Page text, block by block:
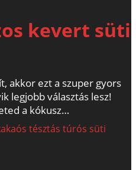
kevert süti
akkor ezt a szuper gyors
legjobb választás lesz!
a kókusz…